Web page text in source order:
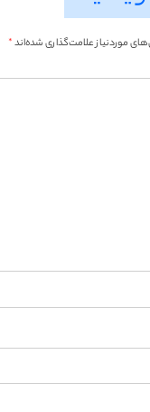
موردنیاز علامت‌گذاری شده‌اند*